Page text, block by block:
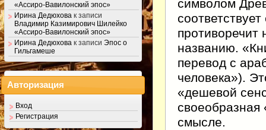
символом
противоречит
названию.
перевод с
человека»).
«дешевой
своеобразная
смысле.
«Ассиро-Вавилонский эпос»
Ирина Дедюхова к записи
Владимир Казимирович Шилейко
«Ассиро-Вавилонский эпос»
Ирина Дедюхова к записи Эпос о
Гильгамеше
Авторизация
Вход
Регистрация